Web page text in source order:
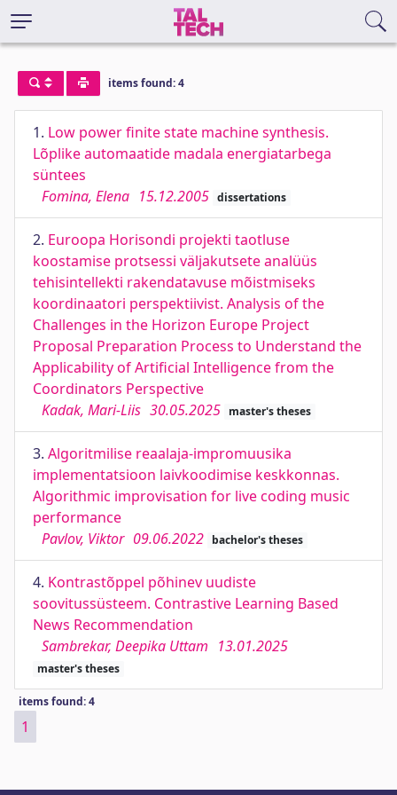
items found: 4
1. Low power finite state machine synthesis.
Lõplike automaatide madala energiatarbega
süntees
Fomina, Elena 15.12.2005 dissertations
2. Euroopa Horisondi projekti taotluse
koostamise protsessi väljakutsete analüüs
tehisintellekti rakendatavuse mõistmiseks
koordinaatori perspektiivist. Analysis of the
Challenges in the Horizon Europe Project
Proposal Preparation Process to Understand the
Applicability of Artificial Intelligence from the
Coordinators Perspective
Kadak, Mari-Liis 30.05.2025 master's theses
3. Algoritmilise reaalaja-impromuusika
implementatsioon laivkoodimise keskkonnas.
Algorithmic improvisation for live coding music
performance
Pavlov, Viktor 09.06.2022 bachelor's theses
4. Kontrastõppel põhinev uudiste
soovitussüsteem. Contrastive Learning Based
News Recommendation
Sambrekar, Deepika Uttam 13.01.2025
master's theses
items found: 4
1